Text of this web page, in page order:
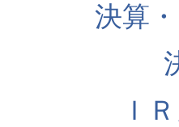
決算
Ｉ